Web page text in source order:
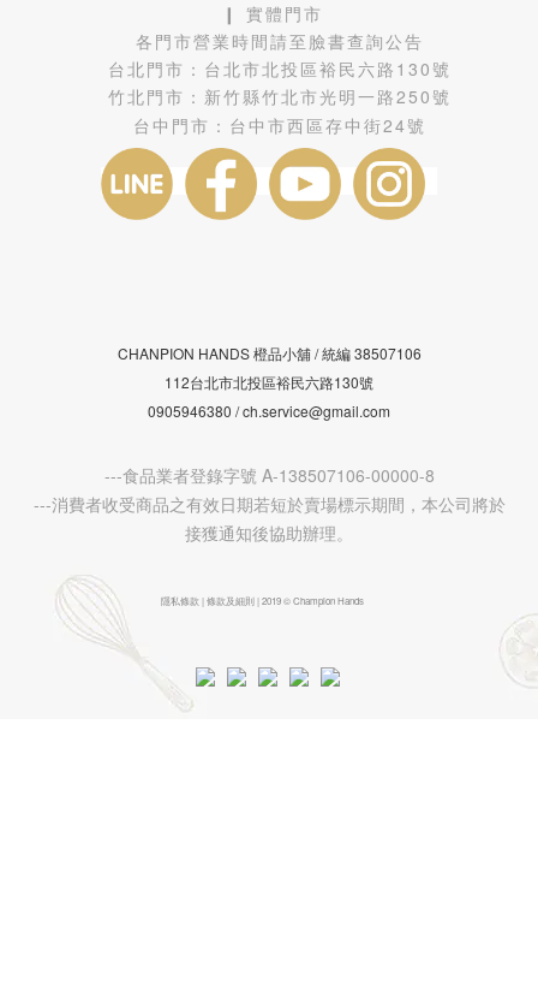
❙ 實體門市
各門市營業時間請至臉書查詢公告
台北門市： 台北市北投區裕民六路130號
竹北門市： 新竹縣竹北市光明一路250號
台中門市： 台中市西區存中街24號
CHANPION HANDS 橙品小舖 /統編38507106
112台北市北投區裕民六路130號
0905946380 / ch.service@gmail.com
---食品業者登錄字號 A-138507106-00000-8
---消費者收受商品之有效日期若短於賣場標示期間，本公司將於
接獲通知後協助辦理。
隱私條款 | 條款及細則 | 2019 © Champion Hands